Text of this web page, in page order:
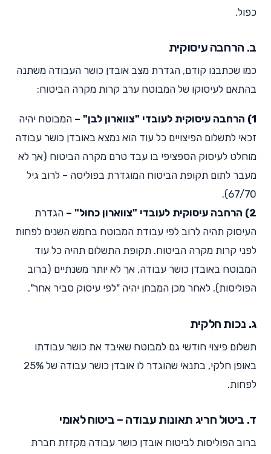
כפול.
ב. הרחבה עיסוקית
כמו שכתבנו קודם, הגדרת מצב אובדן כושר העבודה משתנה
בהתאם לעיסוקו של המבוטח ערב קרות מקרה הביטוח:
1) הרחבה עיסוקית לעובדי "צווארון לבן" –
המבוטח יהיה
זכאי לתשלום הפיצויים כל עוד הוא נמצא באובדן כושר עבודה
מוחלט לעיסוק הספציפי בו עבד טרם מקרה הביטוח (אך לא
מעבר לתום תקופת הביטוח המוגדרת בפוליסה – לרוב גיל
67/70).
2) הרחבה עיסוקית לעובדי "צווארון כחול" –
הגדרת
העיסוק תהיה לרוב לפי עבודת המבוטח בחמש השנים לפחות
לפני קרות מקרה הביטוח. תקופת התשלום תהיה כל עוד
המבוטח באובדן כושר עבודה, אך לא יותר משנתיים (ברוב
הפוליסות). לאחר מכן המבחן יהיה "לפי עיסוק סביר אחר".
ג. נכות חלקית
תשלום פיצוי חודשי גם למבוטח שאיבד את כושר עבודתו
באופן חלקי, בתנאי שהוגדר לו אובדן כושר עבודה של 25%
לפחות.
ד. ביטול חריג תאונות עבודה – ביטוח לאומי
ברוב הפוליסות לביטוח אובדן כושר עבודה מקזזת חברת